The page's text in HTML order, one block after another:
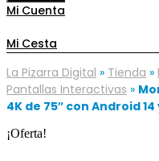
Mi Cuenta
Mi Cesta
La Pizarra Digital » Tienda »
Pantallas Interactivas »
4K de 75″ con Android
¡Oferta!